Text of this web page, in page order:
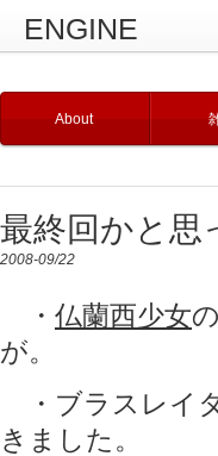
ENGINE
About
最終回かと思
2008-09/22
・ 仏蘭西少女
が。
・ブラスレイ
きました。